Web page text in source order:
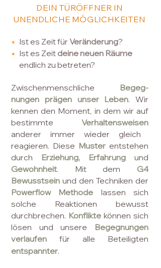
DEIN TÜRÖFFNER IN
UNENDLICHE MÖGLICHKEITEN
• Ist es Zeit für Veränderung?
• Ist es Zeit deine neuen Räume
endlich zu betreten?
Zwischenmenschliche Begeg-
nungen prägen unser Leben. Wir
kennen den Moment, in dem wir auf
bestimmte Verhaltensweisen
anderer immer wieder gleich
reagieren. Diese Muster entstehen
durch Erziehung, Erfahrung und
Gewohnheit. Mit dem G4
Bewusstsein und den Techniken der
Powerflow
Methode lassen sich
solche Reaktionen bewusst
durchbrechen. Konflikte können sich
lösen und unsere Begegnungen
verlaufen für alle Beteiligten
entspannter.